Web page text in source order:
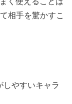
相手を驚かすこ
しやすいキャラ